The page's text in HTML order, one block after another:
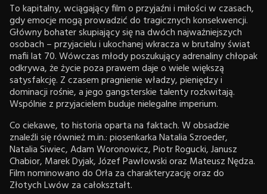
To kapitalny, wciągający film o przyjaźni i miłości w czasach,
gdy emocje mogą prowadzić do tragicznych konsekwencji.
Główny bohater skupiający się na dwóch najważniejszych
osobach – przyjacielu i ukochanej wkracza w brutalny świat
mafii lat 70. Wówczas młody poszukujący adrenaliny chłopak
odkrywa, że życie poza prawem daje o wiele większą
satysfakcję. Z czasem pragnienie władzy, pieniędzy i
dominacji rośnie, a jego gangsterskie talenty rozkwitają.
Wspólnie z przyjacielem buduje nielegalne imperium.
Co ciekawe, to historia oparta na faktach. W obsadzie
znaleźli się również m.in.: piosenkarka Natalia Szroeder,
Natalia Siwiec, Adam Woronowicz, Piotr Rogucki, Janusz
Chabior, Marek Dyjak, Józef Pawłowski oraz Mateusz Nędza.
Filmnominowano do Orła za charakteryzację oraz do
Złotych Lwów za całokształt.